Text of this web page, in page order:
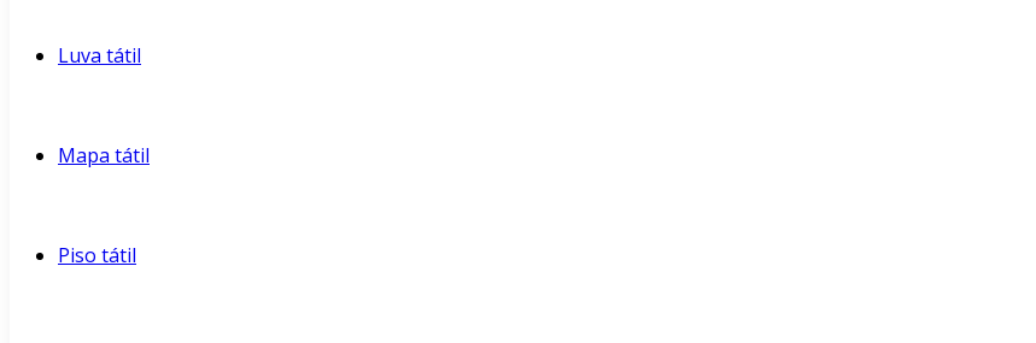
Luva tátil
Mapa tátil
Piso tátil